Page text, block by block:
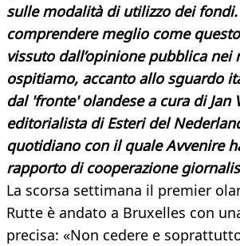
sulle modalità di utilizzo dei fondi.
comprendere meglio come
vissuto dall’opinione pubblica nei
ospitiamo, accanto allo sguardo
dal 'fronte' olandese a cura di Jan
editorialista di Esteri del
quotidiano con il quale Avvenire
rapporto di cooperazione
La scorsa settimana il premier
Rutte è andato a Bruxelles con
precisa: «Non cedere e